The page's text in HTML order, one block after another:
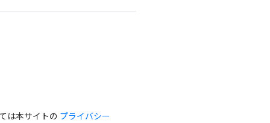
は本サイトの プライバシー